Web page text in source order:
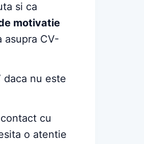
si ca
motivatie
asupra CV-
nu este
cu
o atentie